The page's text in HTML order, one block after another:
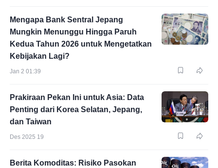
Mengapa Bank Sentral Jepang
Mungkin Menunggu Hingga Paruh
Kedua Tahun 2026 untuk Mengetatkan
Kebijakan Lagi?
Jan 2 01:39
Prakiraan Pekan Ini untuk Asia: Data
Penting dari Korea Selatan, Jepang,
dan Taiwan
Des 2025 19
Berita Komoditas: Risiko Pasokan